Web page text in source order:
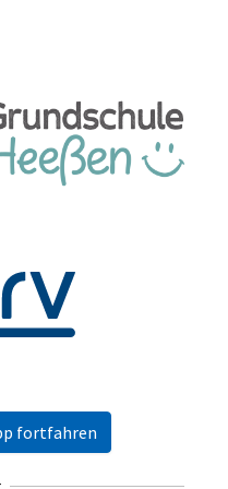
fortfahren